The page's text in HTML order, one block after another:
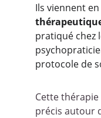
Ils viennent en
pratiqué chez
protocole de
Cette
précis autour